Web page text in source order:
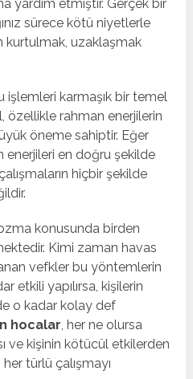
yardım etmiştir. Gerçek bir
sürece kötü niyetlerle
kurtulmak, uzaklaşmak
işlemleri karmaşık bir temel
özellikle rahman enerjilerin
öneme sahiptir. Eğer
en doğru şekilde
hiçbir şekilde
konusunda birden
Kimi zaman havas
vefkler bu yöntemlerin
etkili yapılırsa, kişilerin
o kadar kolay def
hocalar, her ne olursa
ve kişinin kötücül etkilerden
türlü çalışmayı